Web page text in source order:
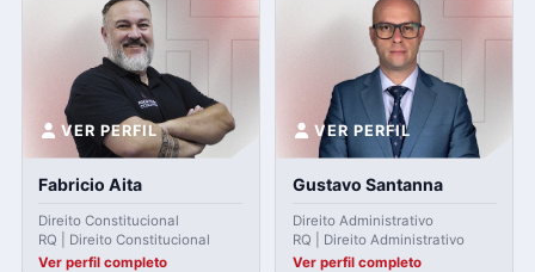
VER PERFIL
Fabricio Aita
Direito Constitucional
RQ | Direito Constitucional
Ver perfil completo
VER PERFIL
Gustavo Santanna
Direito Administrativo
RQ | Direito Administrativo
Ver perfil completo